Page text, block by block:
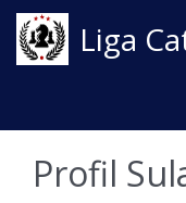
Liga
Profil